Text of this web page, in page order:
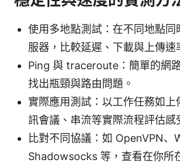
使用多地點測試：在不同地點同
服器，比較延遲、下載與上傳速
Ping 與 traceroute：簡單的網
找出瓶頸與路由問題。
實際應用測試：以工作任務如上
訊會議、串流等實際流程評估感
比對不同協議：如 OpenVPN、
Shadowsocks 等，查看在你所